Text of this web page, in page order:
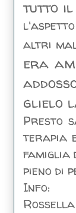
tutto il
altri
era
glielo
Presto
terapia
famiglia
pieno di
Info: